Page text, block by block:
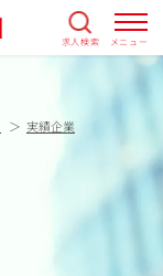
求人検索 メニュー
実績企業